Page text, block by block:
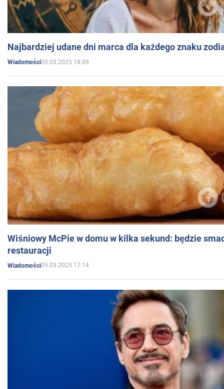
Najbardziej udane dni marca dla każdego znaku
Wiadomości05.03.2025 18:09
Wiśniowy McPie w domu w kilka sekund: będzie
restauracji
Wiadomości05.03.2025 17:14